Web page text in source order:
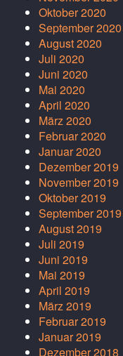
Oktober 2020
September 2020
August 2020
Juli 2020
Juni 2020
Mai 2020
April 2020
März 2020
Februar 2020
Januar 2020
Dezember 2019
November 2019
Oktober 2019
September 2019
August 2019
Juli 2019
Juni 2019
Mai 2019
April 2019
März 2019
Februar 2019
Januar 2019
Dezember 2018